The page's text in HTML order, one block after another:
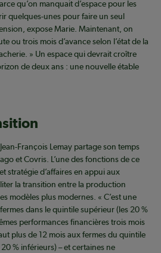
qu’on manquait d’espace pour les
quelques-unes pour faire un seul
expose Marie. Maintenant, on
ou trois mois d’avance selon l’état de la
» Un espace qui devrait croître
de deux ans : une nouvelle étable
François Lemay partage son temps
et Covris. L’une des fonctions de ce
stratégie d’affaires en appui aux
la transition entre la production
modèles plus modernes. « C’est une
dans le quintile supérieur (les 20 %
performances financières trois mois
plus de 12 mois aux fermes du quintile
% inférieurs) – et certaines ne